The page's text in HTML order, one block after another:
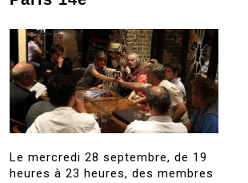
Le mercredi 28 septembre, de 19
heures à 23 heures, des membres